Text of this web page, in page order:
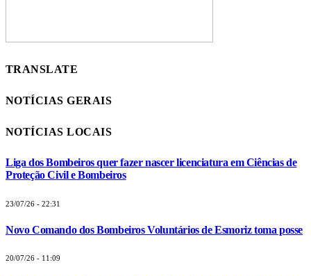
TRANSLATE
NOTÍCIAS GERAIS
NOTÍCIAS LOCAIS
Liga dos Bombeiros quer fazer nascer licenciatura em Ciências de
Proteção Civil e Bombeiros
23/07/26 - 22:31
Novo Comando dos Bombeiros Voluntários de Esmoriz toma posse
20/07/26 - 11:09